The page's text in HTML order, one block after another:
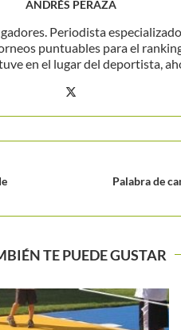
ANDRÉS PERAZA
Periodista
puntuables para el
en el lugar del deportista,
Palabra de
TE PUEDE GUSTAR